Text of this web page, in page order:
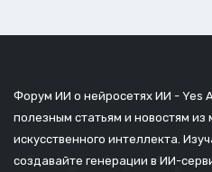
Форум ИИ о нейросетях ИИ - Yes
полезным статьям и новостям из
искусственного интеллекта.
создавайте генерации в ИИ-